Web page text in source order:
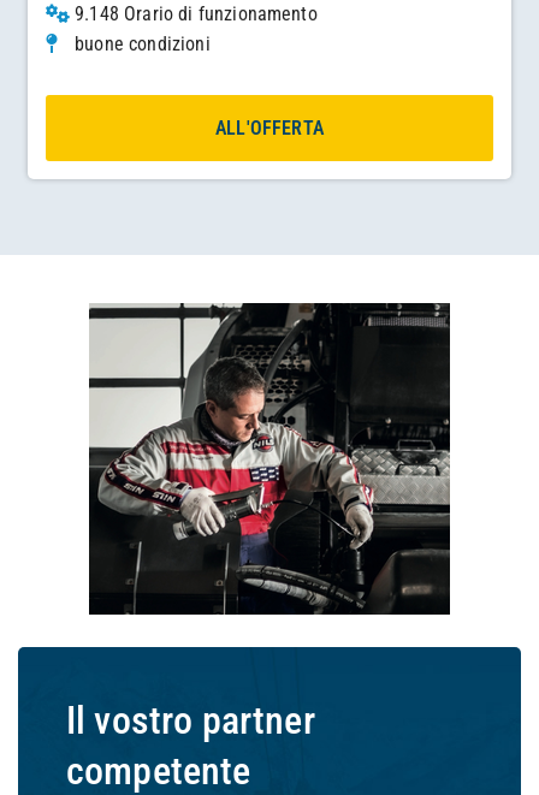
9.148 Orario di funzionamento
buone condizioni
ALL'OFFERTA
Il vostro partner
competente